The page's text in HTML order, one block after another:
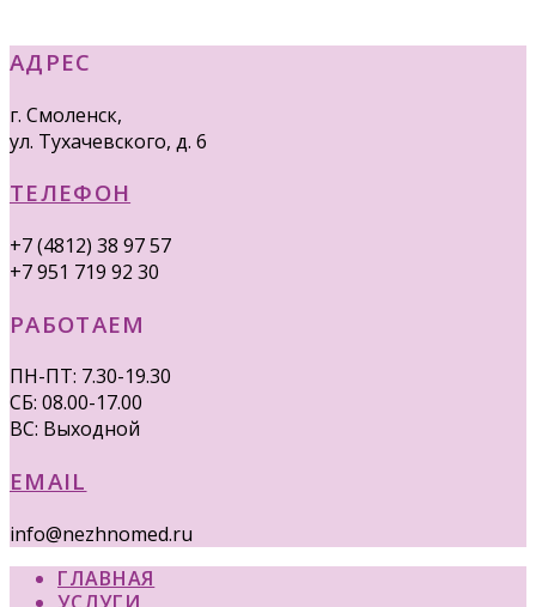
АДРЕС
г. Смоленск,
ул. Тухачевского, д. 6
ТЕЛЕФОН
+7 (4812) 38 97 57
+7 951 719 92 30
РАБОТАЕМ
ПН-ПТ: 7.30-19.30
СБ: 08.00-17.00
ВС: Выходной
EMAIL
info@nezhnomed.ru
ГЛАВНАЯ